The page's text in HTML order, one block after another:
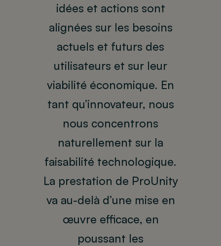
idées et actions sont
alignées sur les besoins
actuels et futurs des
utilisateurs et sur leur
viabilité économique. En
tant qu’innovateur, nous
nous concentrons
naturellement sur la
faisabilité technologique.
La prestation de ProUnity
va au-delà d’une mise en
œuvre efficace, en
poussant les